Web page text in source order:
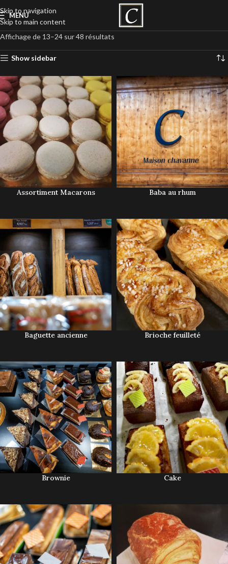
Skip to navigation
Skip to main content
MENU
Affichage de 13–24 sur 48 résultats
Show sidebar
Assortiment Macarons Baba au rhum
Baguette ancienne Brioche feuilleté
Brownie Cake